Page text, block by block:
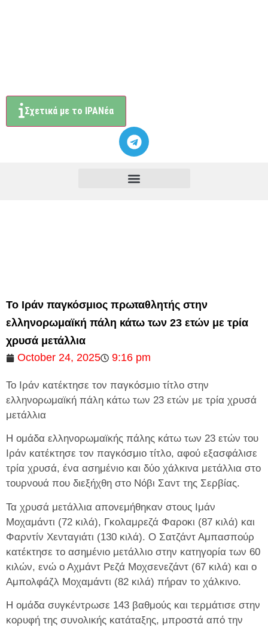
Σχετικά με το ΙΡΑΝέα
Το Ιράν παγκόσμιος πρωταθλητής στην
ελληνορωμαϊκή πάλη κάτω των 23 ετών με τρία
χρυσά μετάλλια
October 24, 2025
9:16 pm
Το Ιράν κατέκτησε τον παγκόσμιο τίτλο στην
ελληνορωμαϊκή πάλη κάτω των 23 ετών με τρία χρυσά
μετάλλια
Η ομάδα ελληνορωμαϊκής πάλης κάτω των 23 ετών του
Ιράν κατέκτησε τον παγκόσμιο τίτλο, αφού εξασφάλισε
τρία χρυσά, ένα ασημένιο και δύο χάλκινα μετάλλια στο
τουρνουά που διεξήχθη στο Νόβι Σαντ της Σερβίας.
Τα χρυσά μετάλλια απονεμήθηκαν στους Ιμάν
Μοχαμάντι (72 κιλά), Γκολαμρεζά Φαροκι (87 κιλά) και
Φαρντίν Χενταγιάτι (130 κιλά). Ο Σατζάντ Αμπασπούρ
κατέκτησε το ασημένιο μετάλλιο στην κατηγορία των 60
κιλών, ενώ ο Αχμάντ Ρεζά Μοχσενεζάντ (67 κιλά) και ο
Αμπολφάζλ Μοχαμάντι (82 κιλά) πήραν το χάλκινο.
Η ομάδα συγκέντρωσε 143 βαθμούς και τερμάτισε στην
κορυφή της συνολικής κατάταξης, μπροστά από την